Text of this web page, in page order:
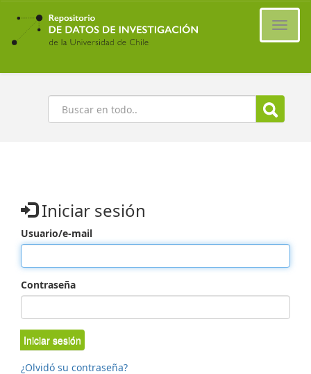
Ir
contenido
principal
Buscar
Iniciar sesión
Usuario/e-mail
Contraseña
Iniciar sesión
¿Olvidó su contraseña?